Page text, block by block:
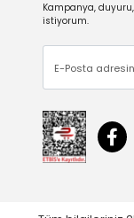
Kampanya,
istiyorum.